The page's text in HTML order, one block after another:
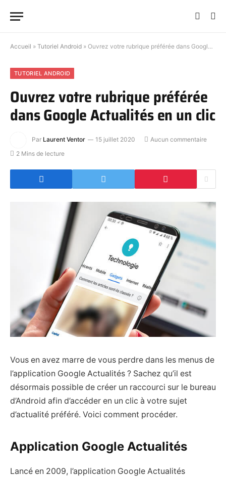
Accueil » Tutoriel Android » Ouvrez votre rubrique préférée dans Google Actualités en un clic
TUTORIEL ANDROID
Ouvrez votre rubrique préférée
dans Google Actualités en un clic
Par Laurent Ventor 15 juillet 2020
Aucun commentaire
2 Mins de lecture
Vous en avez marre de vous perdre dans les menus de
l’application Google Actualités ? Sachez qu’il est
désormais possible de créer un raccourci sur le bureau
d’Android afin d’accéder en un clic à votre sujet
d’actualité préféré. Voici comment procéder.
Application Google Actualités
Lancé en 2009, l’application Google Actualités